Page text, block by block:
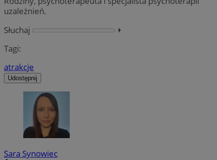
uzależnień.
Słuchaj
⏵︎
Tagi:
atrakcje
Udostępnij
Sara Synowiec